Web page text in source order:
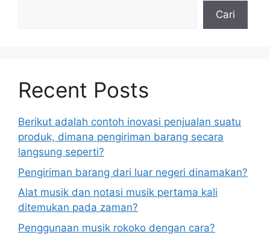
Cari
Recent Posts
Berikut adalah contoh inovasi penjualan suatu
produk, dimana pengiriman barang secara
langsung seperti?
Pengiriman barang dari luar negeri dinamakan?
Alat musik dan notasi musik pertama kali
ditemukan pada zaman?
Penggunaan musik rokoko dengan cara?